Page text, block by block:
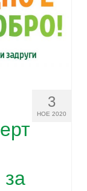
за
3
НОЕ 2020
за